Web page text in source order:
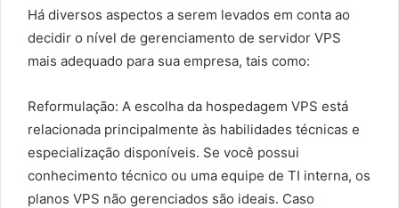
Há diversos aspectos a serem levados em conta ao
decidir o nível de gerenciamento de servidor VPS
mais adequado para sua empresa, tais como:
Reformulação: A escolha da hospedagem VPS está
relacionada principalmente às habilidades técnicas e
especialização disponíveis. Se você possui
conhecimento técnico ou uma equipe de TI interna, os
planos VPS não gerenciados são ideais. Caso